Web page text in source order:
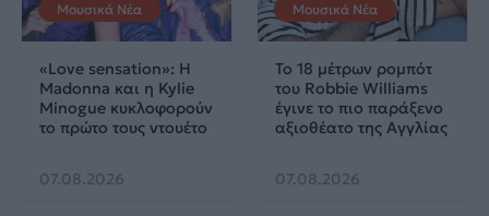
Μουσικά Νέα
«Love sensation»: Η
Madonna και η Kylie
Minogue κυκλοφορούν
το πρώτο τους ντουέτο
07.08.2026
Μουσικά Νέα
Το 18 μέτρων ρομπότ
του Robbie Williams
έγινε το πιο παράξενο
αξιοθέατο της Αγγλίας
07.08.2026